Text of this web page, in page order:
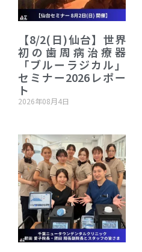
【8/2(日)仙台】世界
初の歯周病治療器
「ブルーラジカル」
セミナー2026レポー
ト
2026年08月4日